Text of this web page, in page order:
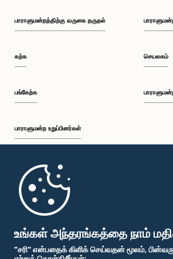
உங்கள் அந்தரங்கத்தை நாம்
"சரி" என்பதைக் கிளிக் செய்வதன் மூலம்,
பாராளுமன்றத்திற்கு வருகை தருதல்
கற்க
பங்கேற்க
பாராளுமன்ற உறுப்பினர்கள்
முதற்பக்கம்
செயலகம்
பாராளுமன்ற கையடக்க செயலி